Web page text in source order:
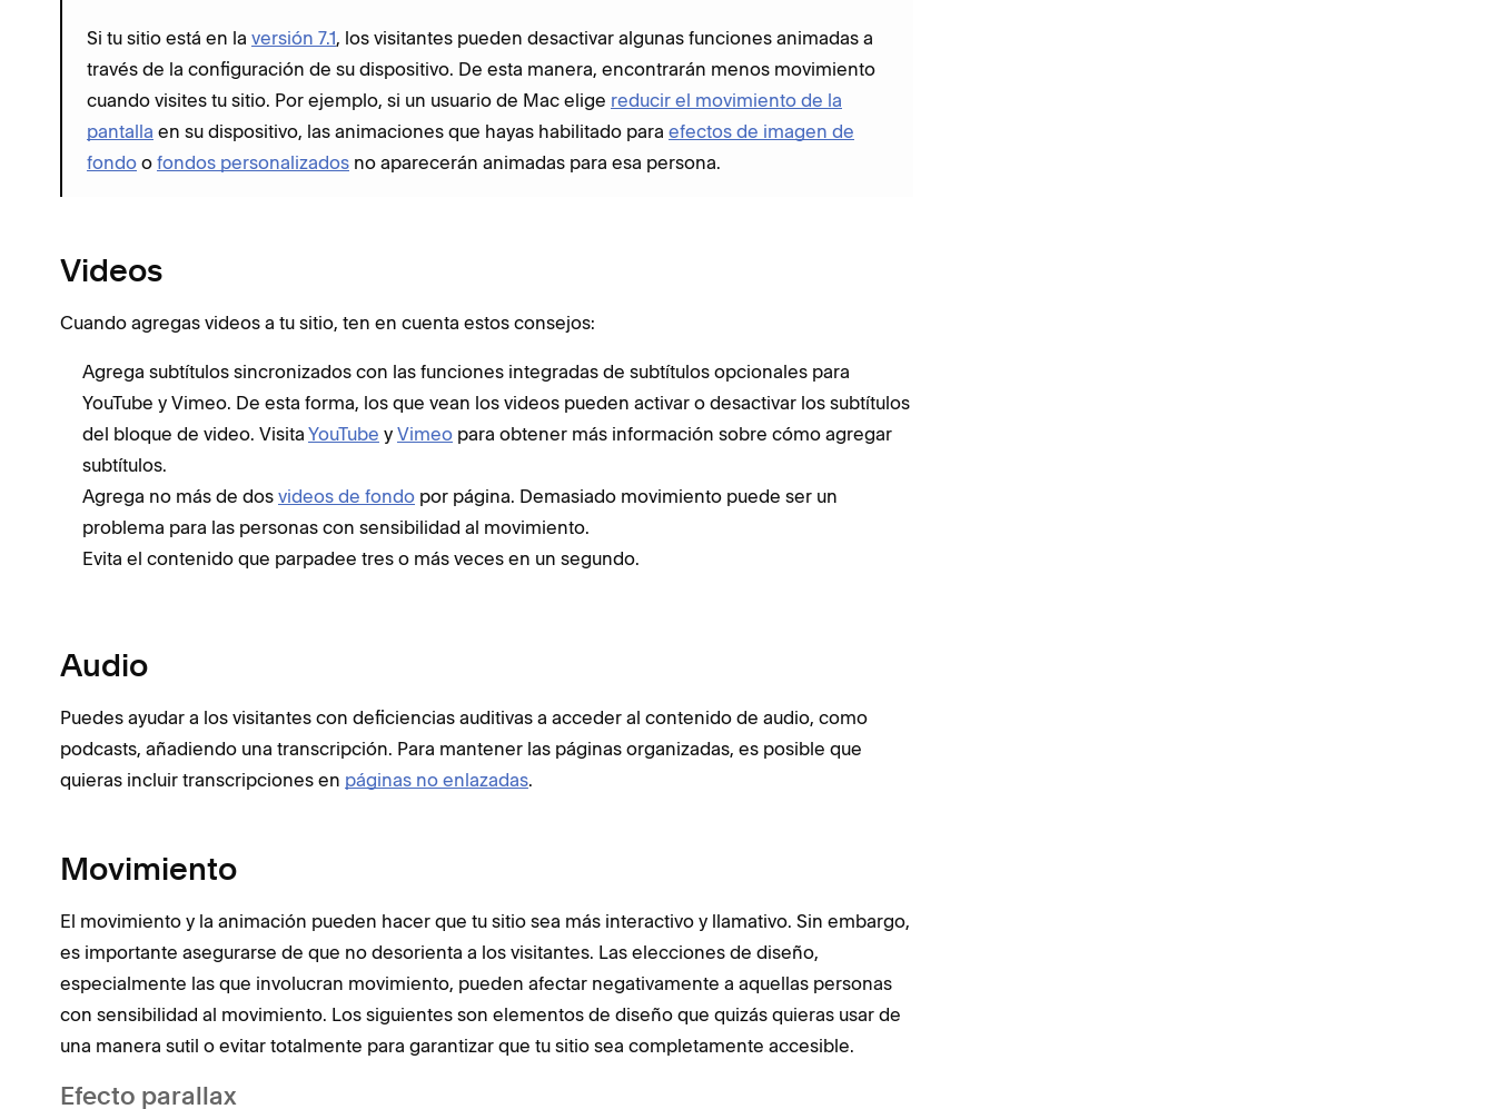
Si tu sitio está en la versión 7.1, los visitantes pueden desactivar algunas funciones animadas a
través de la configuración de su dispositivo. De esta manera, encontrarán menos movimiento
cuando visites tu sitio. Por ejemplo, si un usuario de Mac elige reducir el movimiento de la
pantalla en su dispositivo, las animaciones que hayas habilitado para efectos de imagen de
fondo o fondos personalizados no aparecerán animadas para esa persona.
Videos
Cuando agregas videos a tu sitio, ten en cuenta estos consejos:
Agrega subtítulos sincronizados con las funciones integradas de subtítulos opcionales para
YouTube y Vimeo. De esta forma, los que vean los videos pueden activar o desactivar los subtítulos
del bloque de video. Visita YouTube y Vimeo para obtener más información sobre cómo agregar
subtítulos.
Agrega no más de dos videos de fondo por página. Demasiado movimiento puede ser un
problema para las personas con sensibilidad al movimiento.
Evita el contenido que parpadee tres o más veces en un segundo.
Audio
Puedes ayudar a los visitantes con deficiencias auditivas a acceder al contenido de audio, como
podcasts, añadiendo una transcripción. Para mantener las páginas organizadas, es posible que
quieras incluir transcripciones en páginas no enlazadas.
Movimiento
El movimiento y la animación pueden hacer que tu sitio sea más interactivo y llamativo. Sin embargo,
es importante asegurarse de que no desorienta a los visitantes. Las elecciones de diseño,
especialmente las que involucran movimiento, pueden afectar negativamente a aquellas personas
con sensibilidad al movimiento. Los siguientes son elementos de diseño que quizás quieras usar de
una manera sutil o evitar totalmente para garantizar que tu sitio sea completamente accesible.
Efecto parallax